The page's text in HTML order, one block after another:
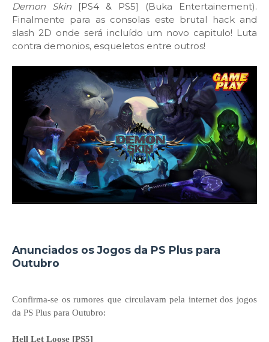
Demon Skin [PS4 & PS5] (Buka Entertainement).
Finalmente para as consolas este brutal hack and
slash 2D onde será incluído um novo capitulo! Luta
contra demonios, esqueletos entre outros!
Anunciados os Jogos da PS Plus para
Outubro
Confirma-se os rumores que circulavam pela internet dos jogos
da PS Plus para Outubro:
Hell Let Loose [PS5]